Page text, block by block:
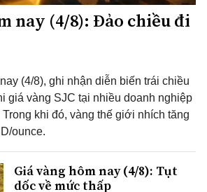
nay (4/8): Đảo chiều đi
(4/8), ghi nhận diễn biến trái chiều
giá vàng SJC tại nhiều doanh nghiệp
khi đó, vàng thế giới nhích tăng
ounce.
Giá vàng hôm nay (4/8): Tụt
dốc về mức thấp